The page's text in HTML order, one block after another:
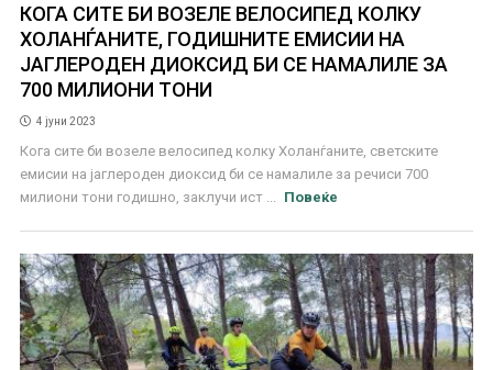
КОГА СИТЕ БИ ВОЗЕЛЕ ВЕЛОСИПЕД КОЛКУ
ХОЛАНЃАНИТЕ, ГОДИШНИТЕ ЕМИСИИ НА
ЈАГЛЕРОДЕН ДИОКСИД БИ СЕ НАМАЛИЛЕ ЗА
700 МИЛИОНИ ТОНИ
4 јуни 2023
Кога сите би возеле велосипед колку Холанѓаните, светските
емисии на јаглероден диоксид би се намалиле за речиси 700
милиони тони годишно, заклучи ист ...
Повеќе